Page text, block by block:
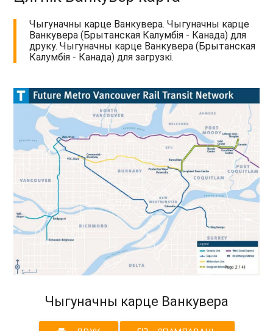
Чыгуначны карце Ванкувера. Чыгуначны карце
Ванкувера (Брытанская Калумбія - Канада) для
друку. Чыгуначны карце Ванкувера (Брытанская
Калумбія - Канада) для загрузкі.
Чыгуначны карце Ванкувера